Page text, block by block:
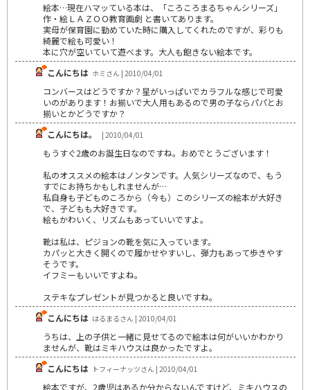
絵本…現在ハマッている本は、「ころころまるちゃんシリーズ」
作・絵ＬＡＺＯＯ教育画劇 と書いてあります。
実母が保育園に勤めていた時に購入してくれたのですが、彩りも
綺麗で絵も可愛い！
本に穴が空いていて遊べます。大人も飽きない絵本です。
こんにちは ホミさん | 2010/04/01
コンバースはどうですか？星がいっぱいでカラフルな感じで可愛
いのがあります！お揃いで大人用もあるので男の子ならパパとお
揃いとかどうですか？
こんにちは。
| 2010/04/01
もうすぐ2歳のお誕生日なのですね。おめでとうございます！
私のオススメの絵本はノンタンです。人気シリーズなので、もう
すでにお持ちかもしれませんが…
私自身も子どものころから（今も）このシリーズの絵本が大好き
で、子どもも大好きです。
絵もかわいく、リズムもあっていいですよ。
靴は私は、ピジョンの靴を気に入っています。
カパッと大きく開くので履かせやすいし、弾力もあって歩きやす
そうです。
イフミーもいいですよね。
ステキなプレゼントが見つかると良いですね。
こんにちは はるまるさん | 2010/04/01
うちは、上の子供と一緒に見せてるので絵本は何がいいかわかり
ませんが、靴はミキハウスは良かったですよ。
こんにちは トフィーナッツさん | 2010/04/01
絵本ですが、2歳児はあるか分からないんですけど、ミキハウスの